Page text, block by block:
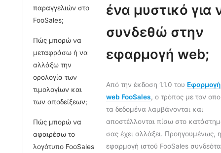
παραγγελιών στο
FooSales;
Πώς μπορώ να
μεταφράσω ή να
αλλάξω την
ορολογία των
τιμολογίων και
των αποδείξεων;
Πώς μπορώ να
αφαιρέσω το
λογότυπο FooSales
ένα μυστικό για
συνδεθώ στην
εφαρμογή web;
Από την έκδοση 1.1.0 του Εφαρμογή
web FooSales, ο τρόπος με τον
τα δεδομένα λαμβάνονται και
αποστέλλονται πίσω στο
σας έχει αλλάξει. Προηγουμένως, η
εφαρμογή ιστού FooSales